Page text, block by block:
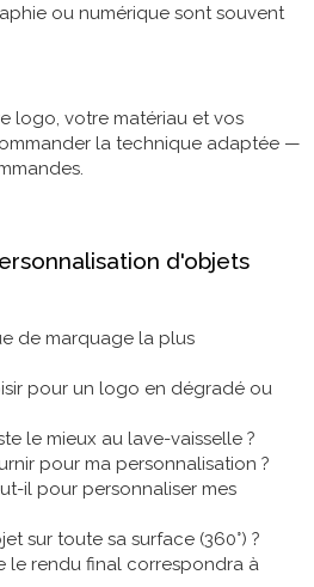
ou numérique sont souvent
logo, votre matériau et vos
la technique adaptée —
d'objets
de marquage la plus
pour un logo en dégradé ou
le mieux au lave-vaisselle ?
pour ma personnalisation ?
il pour personnaliser mes
sur toute sa surface (360°) ?
le rendu final correspondra à